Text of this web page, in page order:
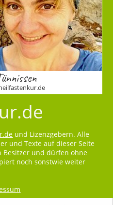
und Lizenzgebern. Alle
und Texte auf dieser Seite
Besitzer und dürfen ohne
noch sonstwie weiter